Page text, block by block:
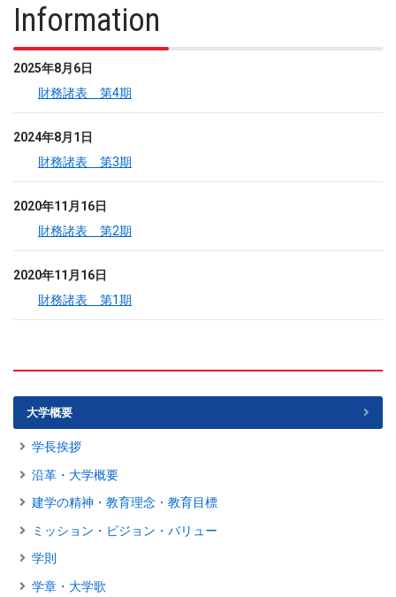
Information
2025年8月6日
財務諸表 第4期
2024年8月1日
財務諸表 第3期
2020年11月16日
財務諸表 第2期
2020年11月16日
財務諸表 第1期
大学概要
学長挨拶
沿革・大学概要
建学の精神・教育理念・教育目標
ミッション・ビジョン・バリュー
学則
学章・大学歌